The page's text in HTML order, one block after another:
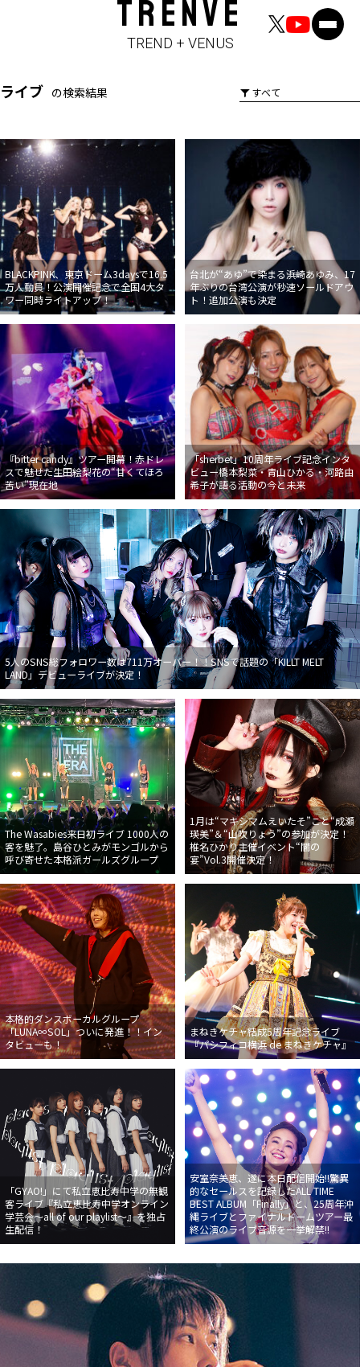
TRENVE
TREND + VENUS
ライブ の検索結果
BLACKPINK、東京ドーム3daysで16.5
万人動員！公演開催記念で全国4大タ
ワー同時ライトアップ！
台北が“あゆ”で染まる――浜崎あゆみ、17
年ぶりの台湾公演が秒速ソールドアウ
ト！追加公演も決定
『bitter candy』ツアー開幕！赤ドレ
スで魅せた生田絵梨花の“甘くてほろ
苦い”現在地
「sherbet」10周年ライブ記念インタ
ビュー橋本梨菜・青山ひかる・河路由
希子が語る活動の今と未来
5人のSNS総フォロワー数は711万オーバー！！SNSで話題の「KILLT MELT
LAND」デビューライブが決定！
The Wasabies来日初ライブ 1000人の
客を魅了。島谷ひとみがモンゴルから
呼び寄せた本格派ガールズグループ
1月は“マキシマムえいたそ”こと“成瀬
瑛美”＆“山吹りょう”の参加が決定！
椎名ひかり主催イベント“闇の
宴”Vol.3開催決定！
本格的ダンスボーカルグループ
「LUNA∞SOL」ついに発進！！イン
タビューも！
まねきケチャ結成5周年記念ライブ
『パシフィコ横浜 de まねきケチャ』
「GYAO!」にて私立恵比寿中学の無観
客ライブ『私立恵比寿中学オンライン
学芸会〜all of our playlist〜』を独占
生配信！
安室奈美恵、遂に本日配信開始!!驚異
的なセールスを記録したALL TIME
BEST ALBUM「Finally」と、25周年沖
縄ライブとファイナルドームツアー最
終公演のライブ音源を一挙解禁!!